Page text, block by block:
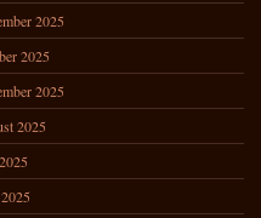
2025
2025
2025
2025